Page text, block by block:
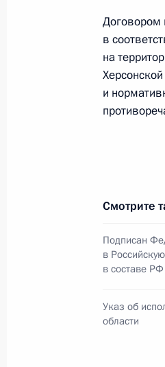
5 октября
в
в
Договором
в
на
и
Смотрите
Подписан
в
в составе
Указ об
области